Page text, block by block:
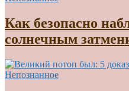
Как безопасно
солнечным
Непознанное